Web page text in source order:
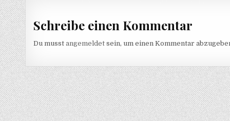
Schreibe einen Kommentar
Du musstangemeldet sein, um einen Kommentar